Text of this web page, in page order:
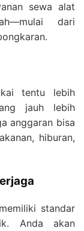
sewa alat
dari
tentu lebih
jauh lebih
anggaran bisa
hiburan,
standar
Anda akan